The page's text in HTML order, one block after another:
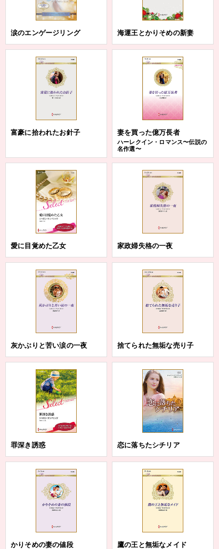
涙のエンゲージリング 海運王とかりそめの新妻
富豪に拾われたお針子 妻を買った億万長者
ハーレクイン・ロマンス〜伝説の
名作選〜
愛に目覚めた乙女 家政婦失格の一夜
灰かぶりと苦い涙の一夜 捨てられた無垢な売り子
罪深き誘惑 恋に落ちたシチリア
かりそめの妻の値段 鷹の王と無垢なメイド